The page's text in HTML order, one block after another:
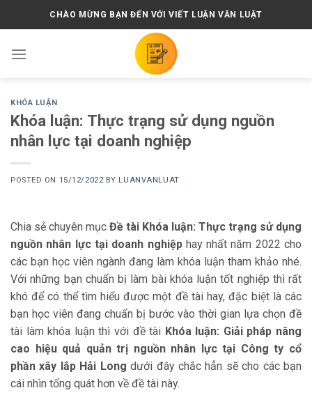
CHÀO MỪNG BẠN ĐẾN VỚI VIẾT LUẬN VĂN LUẬT
KHÓA LUẬN
Khóa luận: Thực trạng sử dụng nguồn
nhân lực tại doanh nghiệp
POSTED ON 15/12/2022 BY LUANVANLUAT
Chia sẻ chuyên mục Đề tài Khóa luận: Thực trạng sử dụng
nguồn nhân lực tại doanh nghiệp hay nhất năm 2022 cho
các bạn học viên ngành đang làm khóa luận tham khảo nhé.
Với những bạn chuẩn bị làm bài khóa luận tốt nghiệp thì rất
khó để có thể tìm hiểu được một đề tài hay, đặc biệt là các
bạn học viên đang chuẩn bị bước vào thời gian lựa chọn đề
tài làm khóa luận thì với đề tài Khóa luận: Giải pháp nâng
cao hiệu quả quản trị nguồn nhân lực tại Công ty cổ
phần xây lắp Hải Long dưới đây chắc hẳn sẽ cho các bạn
cái nhìn tổng quát hơn về đề tài này.